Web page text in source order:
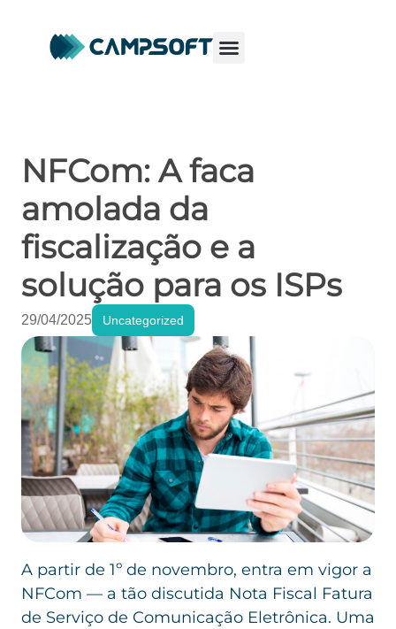
NFCom: A faca
amolada da
fiscalização e a
solução para os ISPs
29/04/2025 Uncategorized
A partir de 1º de novembro, entra em vigor a
NFCom — a tão discutida Nota Fiscal Fatura
de Serviço de Comunicação Eletrônica. Uma